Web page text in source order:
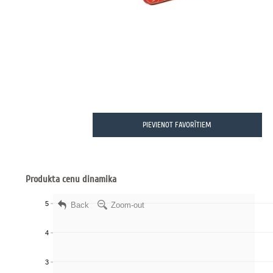
PIEVIENOT FAVORĪTIEM
Produkta cenu dinamika
Back Zoom-out